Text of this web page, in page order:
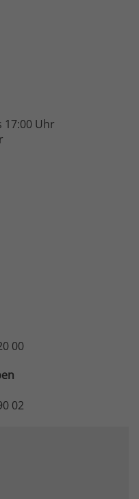
17:00 Uhr
00
02